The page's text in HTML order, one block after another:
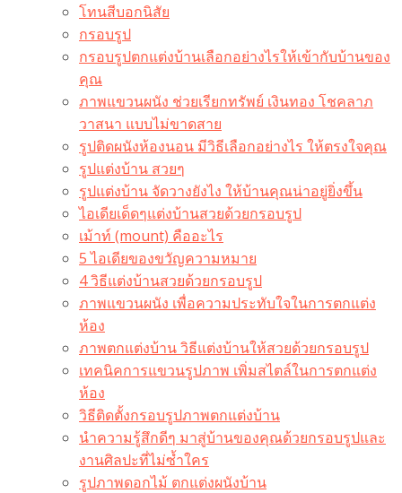
โทนสีบอกนิสัย
กรอบรูป
กรอบรูปตกแต่งบ้านเลือกอย่างไรให้เข้ากับบ้านของ
คุณ
ภาพแขวนผนัง ช่วยเรียกทรัพย์ เงินทอง โชคลาภ
วาสนา แบบไม่ขาดสาย
รูปติดผนังห้องนอน มีวิธีเลือกอย่างไร ให้ตรงใจคุณ
รูปแต่งบ้าน สวยๆ
รูปแต่งบ้าน จัดวางยังไง ให้บ้านคุณน่าอยู่ยิ่งขึ้น
ไอเดียเด็ดๆแต่งบ้านสวยด้วยกรอบรูป
เม้าท์ (mount) คืออะไร​
5 ไอเดียของขวัญความหมาย
4 วิธีแต่งบ้านสวยด้วยกรอบรูป
ภาพแขวนผนัง เพื่อความประทับใจในการตกแต่ง
ห้อง
ภาพตกแต่งบ้าน วิธีแต่งบ้านให้สวยด้วยกรอบรูป
เทคนิคการแขวนรูปภาพ เพิ่มสไตล์ในการตกแต่ง
ห้อง
วิธีติดตั้งกรอบรูปภาพตกแต่งบ้าน
นำความรู้สึกดีๆ มาสู่บ้านของคุณด้วยกรอบรูปและ
งานศิลปะที่ไม่ซ้ำใคร
รูปภาพดอกไม้ ตกแต่งผนังบ้าน